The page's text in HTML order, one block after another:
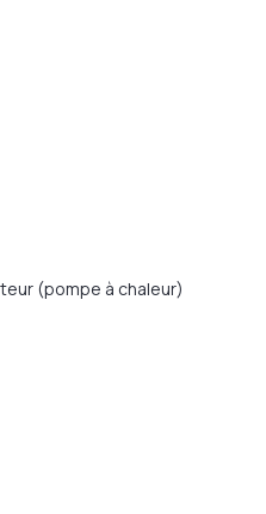
(pompe à chaleur)